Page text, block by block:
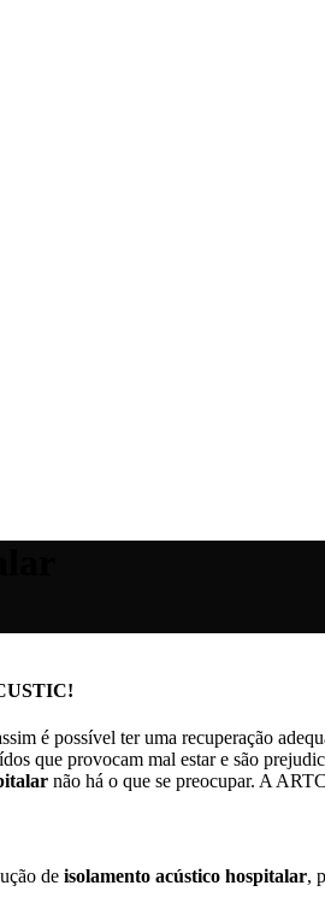
é possível ter uma recuperação
que provocam mal estar e são
não há o que se preocupar. A
de isolamento acústico hospitalar,